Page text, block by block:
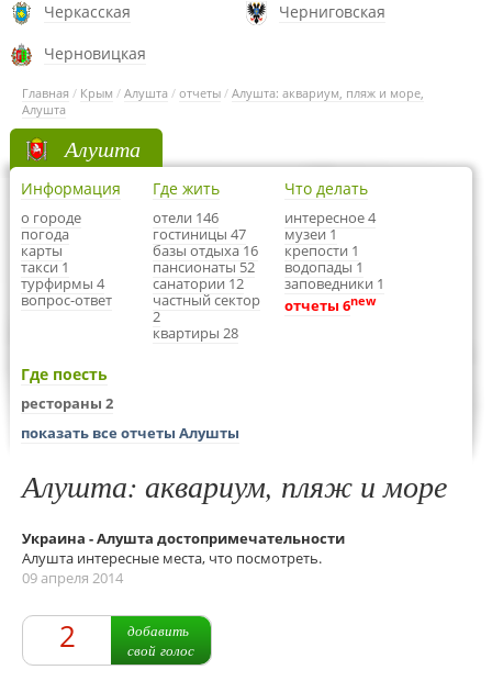
Черкасская
Черниговская
Черновицкая
Главная / Крым / Алушта / отчеты / Алушта: аквариум, пляж и море,
Алушта
Алушта
Информация
о городе
погода
карты
такси 1
турфирмы 4
вопрос-ответ
Где жить
отели 146
гостиницы 47
базы отдыха 16
пансионаты 52
санатории 12
частный сектор
2
квартиры 28
Что делать
интересное 4
музеи 1
крепости 1
водопады 1
заповедники 1
отчеты 6new
Где поесть
рестораны 2
показать все отчеты Алушты
Алушта: аквариум, пляж и море
Украина - Алушта достопримечательности
Алушта интересные места, что посмотреть.
09 апреля 2014
2
добавить
свой голос